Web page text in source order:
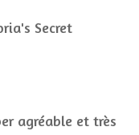
agréable et très